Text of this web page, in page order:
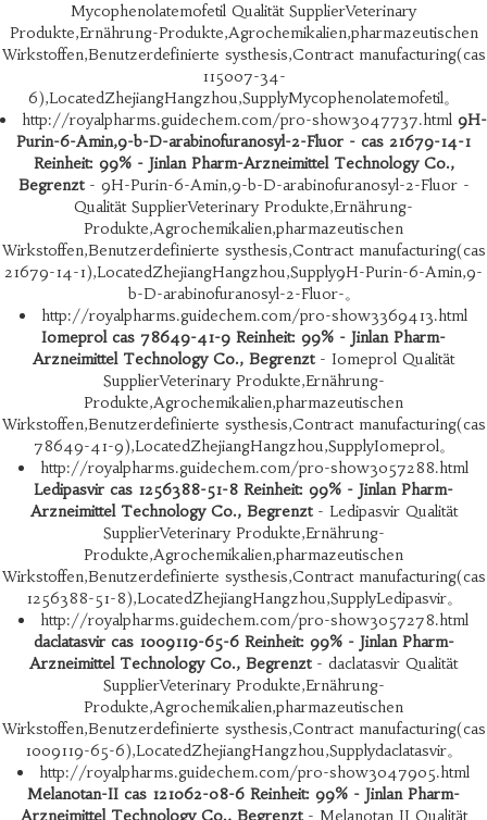
Mycophenolatemofetil Qualität SupplierVeterinary
Produkte,Ernährung-Produkte,Agrochemikalien,pharmazeutischen
Wirkstoffen,Benutzerdefinierte systhesis,Contract manufacturing(cas
115007-34-
6),LocatedZhejiangHangzhou,SupplyMycophenolatemofetil。
http://royalpharms.guidechem.com/pro-show3047737.html 9H-
Purin-6-Amin,9-b-D-arabinofuranosyl-2-Fluor - cas 21679-14-1
Reinheit: 99% - Jinlan Pharm-Arzneimittel Technology Co.,
Begrenzt- 9H-Purin-6-Amin,9-b-D-arabinofuranosyl-2-Fluor -
Qualität SupplierVeterinary Produkte,Ernährung-
Produkte,Agrochemikalien,pharmazeutischen
Wirkstoffen,Benutzerdefinierte systhesis,Contract manufacturing(cas
21679-14-1),LocatedZhejiangHangzhou,Supply9H-Purin-6-Amin,9-
b-D-arabinofuranosyl-2-Fluor-。
http://royalpharms.guidechem.com/pro-show3369413.html
Iomeprol cas 78649-41-9 Reinheit: 99% - Jinlan Pharm-
Arzneimittel Technology Co., Begrenzt- Iomeprol Qualität
SupplierVeterinary Produkte,Ernährung-
Produkte,Agrochemikalien,pharmazeutischen
Wirkstoffen,Benutzerdefinierte systhesis,Contract manufacturing(cas
78649-41-9),LocatedZhejiangHangzhou,SupplyIomeprol。
http://royalpharms.guidechem.com/pro-show3057288.html
Ledipasvir cas 1256388-51-8 Reinheit: 99% - Jinlan Pharm-
Arzneimittel Technology Co., Begrenzt- Ledipasvir Qualität
SupplierVeterinary Produkte,Ernährung-
Produkte,Agrochemikalien,pharmazeutischen
Wirkstoffen,Benutzerdefinierte systhesis,Contract manufacturing(cas
1256388-51-8),LocatedZhejiangHangzhou,SupplyLedipasvir。
http://royalpharms.guidechem.com/pro-show3057278.html
daclatasvir cas 1009119-65-6 Reinheit: 99% - Jinlan Pharm-
Arzneimittel Technology Co., Begrenzt- daclatasvir Qualität
SupplierVeterinary Produkte,Ernährung-
Produkte,Agrochemikalien,pharmazeutischen
Wirkstoffen,Benutzerdefinierte systhesis,Contract manufacturing(cas
1009119-65-6),LocatedZhejiangHangzhou,Supplydaclatasvir。
http://royalpharms.guidechem.com/pro-show3047905.html
Melanotan-II cas 121062-08-6 Reinheit: 99% - Jinlan Pharm-
Arzneimittel Technology Co., Begrenzt- Melanotan II Qualität